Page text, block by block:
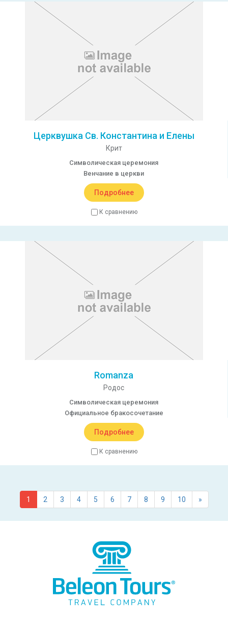
Церквушка Св. Константина и Елены
Крит
Символическая церемония
Венчание в церкви
Подробнее
К сравнению
Romanza
Родос
Символическая церемония
Официальное бракосочетание
Подробнее
К сравнению
1 2 3 4 5 6 7 8 9 10 »